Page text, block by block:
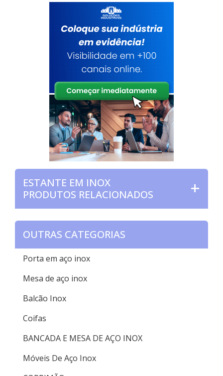
ESTANTE EM INOX
PRODUTOS RELACIONADOS
OUTRAS CATEGORIAS
Porta em aço inox
Mesa de aço inox
Balcão Inox
Coifas
BANCADA E MESA DE AÇO INOX
Móveis De Aço Inox